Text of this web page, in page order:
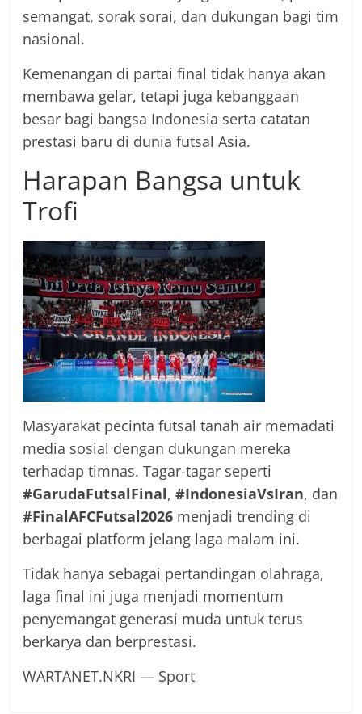
semangat, sorak sorai, dan dukungan bagi tim
nasional.
Kemenangan di partai final tidak hanya akan
membawa gelar, tetapi juga kebanggaan
besar bagi bangsa Indonesia serta catatan
prestasi baru di dunia futsal Asia.
Harapan Bangsa untuk
Trofi
Masyarakat pecinta futsal tanah air memadati
media sosial dengan dukungan mereka
terhadap timnas. Tagar-tagar seperti
#GarudaFutsalFinal,#IndonesiaVsIran, dan
#FinalAFCFutsal2026 menjadi trending di
berbagai platform jelang laga malam ini.
Tidak hanya sebagai pertandingan olahraga,
laga final ini juga menjadi momentum
penyemangat generasi muda untuk terus
berkarya dan berprestasi.
WARTANET.NKRI — Sport